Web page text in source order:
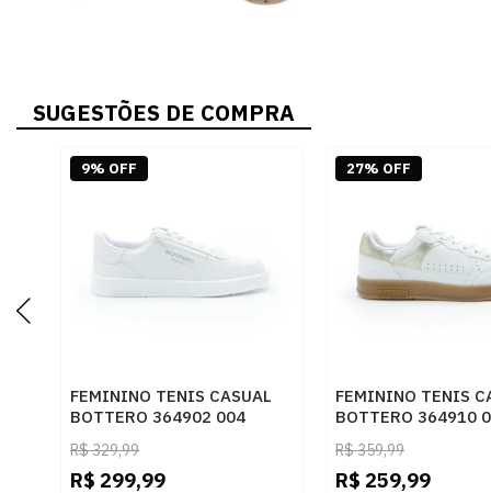
SUGESTÕES DE COMPRA
FEMININO TENIS CASUAL
BOTTERO 364902 004
BRANCO
R$329,99
R$ 299,99
9% OFF
FEMININO TENIS
BOTTERO 364910
BRANCO DOURADO
R$359,99
R$ 259,99
27% OFF